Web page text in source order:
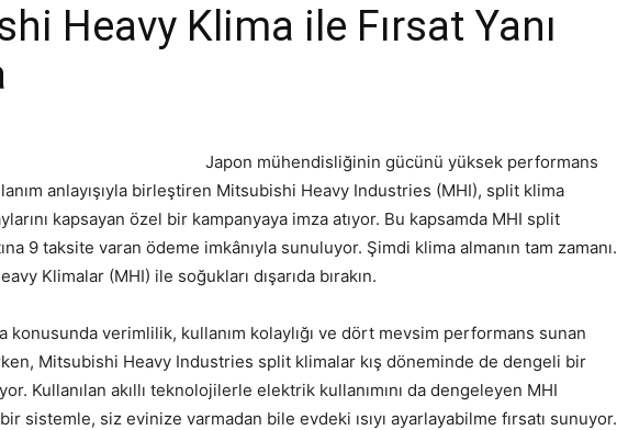
Heavy Klima ile Fırsat Yanı
Japon mühendisliğinin gücünü yüksek performans
anlayışıyla birleştiren Mitsubishi Heavy Industries (MHI), split klima
kapsayan özel bir kampanyaya imza atıyor. Bu kapsamda MHI split
9 taksite varan ödeme imkânıyla sunuluyor. Şimdi klima almanın tam zamanı.
Klimalar (MHI) ile soğukları dışarıda bırakın.
konusunda verimlilik, kullanım kolaylığı ve dört mevsim performans sunan
Mitsubishi Heavy Industries split klimalar kış döneminde de dengeli bir
Kullanılan akıllı teknolojilerle elektrik kullanımını da dengeleyen MHI
sistemle, siz evinize varmadan bile evdeki ısıyı ayarlayabilme fırsatı sunuyor.